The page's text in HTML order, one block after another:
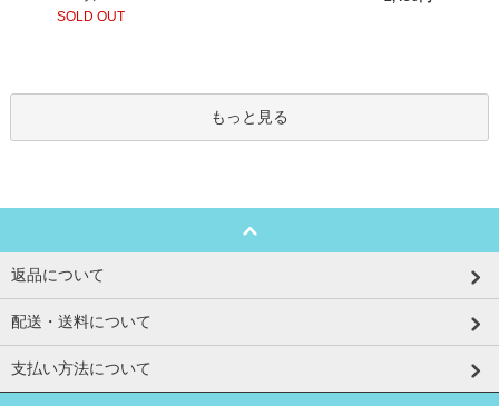
SOLD OUT
もっと見る
返品について
配送・送料について
支払い方法について